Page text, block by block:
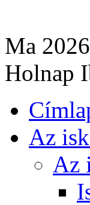
Ma
Holnap
Az
Az